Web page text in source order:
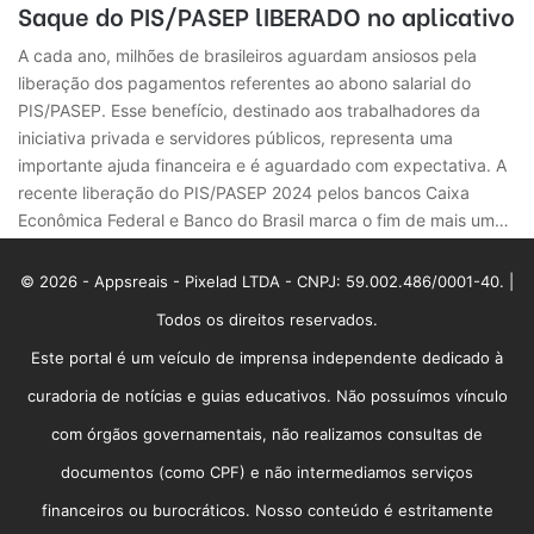
Saque do PIS/PASEP lIBERADO no aplicativo
A cada ano, milhões de brasileiros aguardam ansiosos pela
liberação dos pagamentos referentes ao abono salarial do
PIS/PASEP. Esse benefício, destinado aos trabalhadores da
iniciativa privada e servidores públicos, representa uma
importante ajuda financeira e é aguardado com expectativa. A
recente liberação do PIS/PASEP 2024 pelos bancos Caixa
Econômica Federal e Banco do Brasil marca o fim de mais um…
© 2026 - Appsreais - Pixelad LTDA - CNPJ: 59.002.486/0001-40. |
Todos os direitos reservados.
Este portal é um veículo de imprensa independente dedicado à
curadoria de notícias e guias educativos. Não possuímos vínculo
com órgãos governamentais, não realizamos consultas de
documentos (como CPF) e não intermediamos serviços
financeiros ou burocráticos. Nosso conteúdo é estritamente